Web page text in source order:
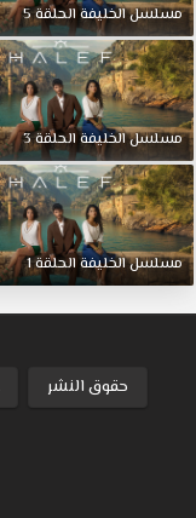
مسلسل الخليفة الحلقة 5
مسلسل الخليفة الحلقة 3
مسلسل الخليفة الحلقة 1
حقوق النشر